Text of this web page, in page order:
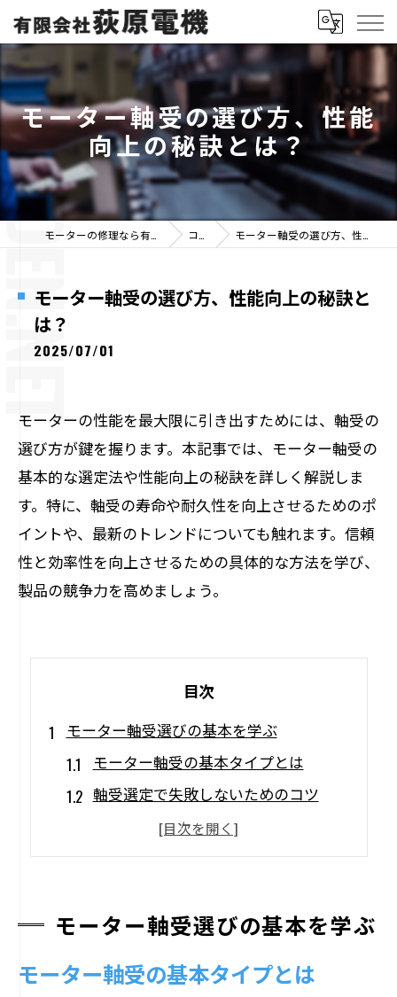
モーター軸受の選び方、性能
向上の秘訣とは？
コラム モーター軸受の選び方、性能向上の秘訣とは？
モーター軸受の選び方、性能向上の秘訣と
は？
2025/07/01
モーターの性能を最大限に引き出すためには、軸受の
選び方が鍵を握ります。本記事では、モーター軸受の
基本的な選定法や性能向上の秘訣を詳しく解説しま
す。特に、軸受の寿命や耐久性を向上させるためのポ
イントや、最新のトレンドについても触れます。信頼
性と効率性を向上させるための具体的な方法を学び、
製品の競争力を高めましょう。
目次
モーター軸受選びの基本を学ぶ
モーター軸受の基本タイプとは
軸受選定で失敗しないためのコツ
モーター性能に直結する軸受の種類
初心者向け！軸受の選び方ポイント
軸受選定で考慮すべき重要ポイント
モーター軸受で性能を最大化する方法
モーター軸受選びの基本を学ぶ
モーター軸受の基本タイプとは